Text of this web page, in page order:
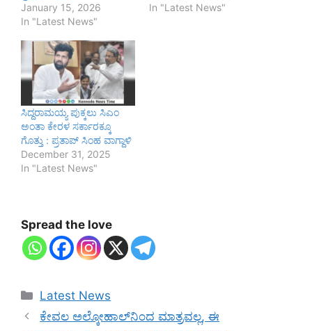
January 15, 2026
In "Latest News"
In "Latest News"
ಸಿದ್ದರಾಮಯ್ಯ ಪುಕ್ಕಲು ಸಿಎಂ
ಅಂತಾ ಕೇರಳ ಸರ್ಕಾರಕ್ಕೂ
ಗೊತ್ತು : ಪ್ರತಾಪ್‌ ಸಿಂಹ ವಾಗ್ದಾಳಿ
December 31, 2025
In "Latest News"
Spread the love
Categories
Latest News
ಕೇವಲ ಅಲ್ಕೋಹಾಲ್‌ನಿಂದ ಮಾತ್ರವಲ್ಲ, ಈ